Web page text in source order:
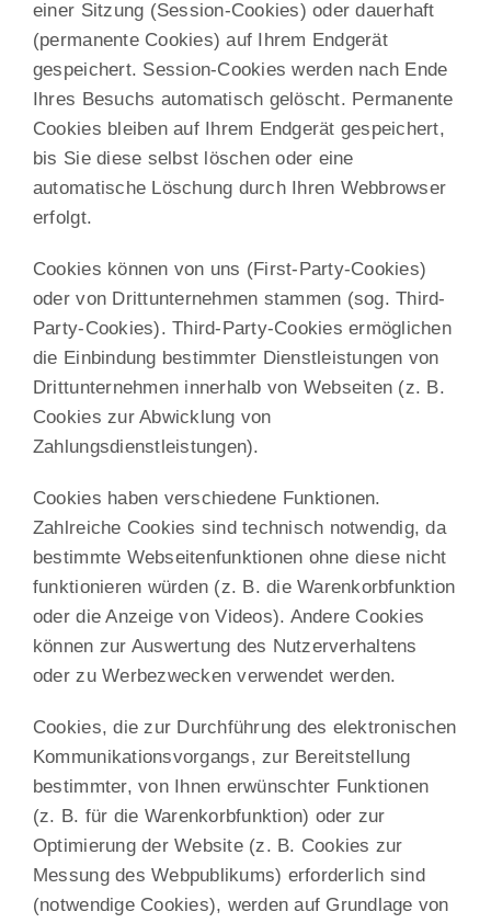
einer Sitzung (Session-Cookies) oder dauerhaft
(permanente Cookies) auf Ihrem Endgerät
gespeichert. Session-Cookies werden nach Ende
Ihres Besuchs automatisch gelöscht. Permanente
Cookies bleiben auf Ihrem Endgerät gespeichert,
bis Sie diese selbst löschen oder eine
automatische Löschung durch Ihren Webbrowser
erfolgt.
Cookies können von uns (First-Party-Cookies)
oder von Drittunternehmen stammen (sog. Third-
Party-Cookies). Third-Party-Cookies ermöglichen
die Einbindung bestimmter Dienstleistungen von
Drittunternehmen innerhalb von Webseiten (z. B.
Cookies zur Abwicklung von
Zahlungsdienstleistungen).
Cookies haben verschiedene Funktionen.
Zahlreiche Cookies sind technisch notwendig, da
bestimmte Webseitenfunktionen ohne diese nicht
funktionieren würden (z. B. die Warenkorbfunktion
oder die Anzeige von Videos). Andere Cookies
können zur Auswertung des Nutzerverhaltens
oder zu Werbezwecken verwendet werden.
Cookies, die zur Durchführung des elektronischen
Kommunikationsvorgangs, zur Bereitstellung
bestimmter, von Ihnen erwünschter Funktionen
(z. B. für die Warenkorbfunktion) oder zur
Optimierung der Website (z. B. Cookies zur
Messung des Webpublikums) erforderlich sind
(notwendige Cookies), werden auf Grundlage von